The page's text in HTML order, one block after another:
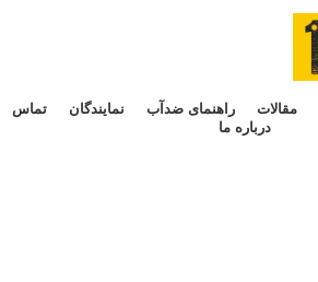
مقالات راهنمای ضدآب نمایندگان
تماس
درباره ما